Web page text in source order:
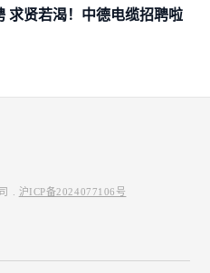
求贤若渴！中德电缆招聘啦
沪ICP备2024077106号